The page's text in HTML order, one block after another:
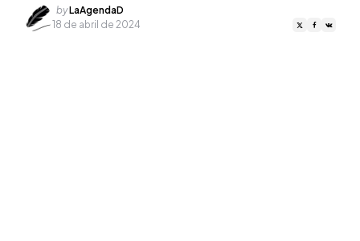
Posted
by
byLaAgendaD
18 de abril de 2024